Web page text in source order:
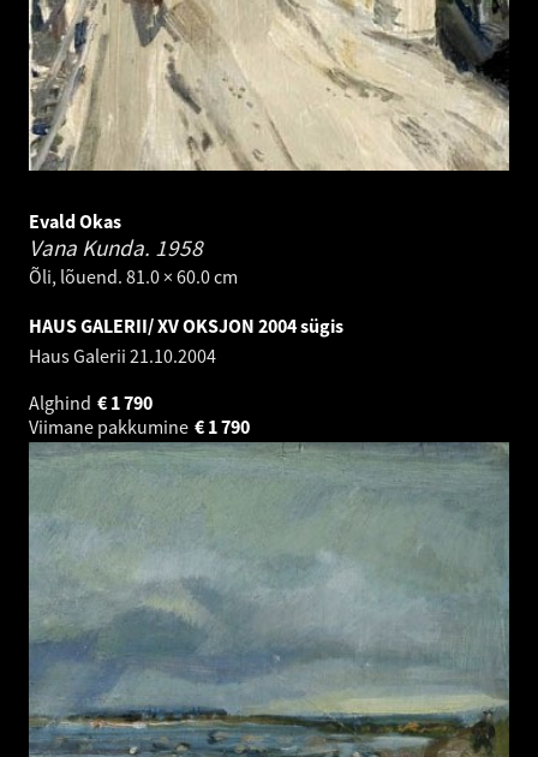
Evald Okas
Vana Kunda. 1958
Õli, lõuend. 81.0 × 60.0 cm
HAUS GALERII/ XV OKSJON 2004 sügis
Haus Galerii 21.10.2004
Alghind
1 790
€
Viimane pakkumine
1 790
€